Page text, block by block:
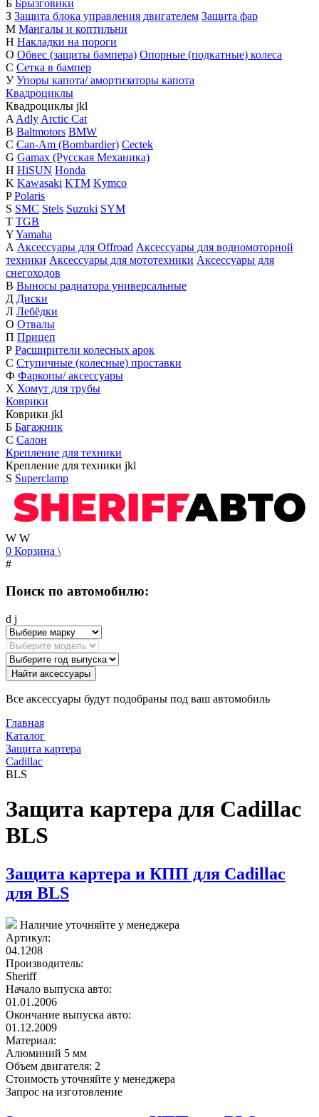
Б Брызговики
З Защита блока управления двигателем Защита фар
М Мангалы и коптильни
Н Накладки на пороги
О Обвес (защиты бампера) Опорные (подкатные) колеса
С Сетка в бампер
У Упоры капота/ амортизаторы капота
Квадроциклы
Квадроциклы jkl
A Adly Arctic Cat
B Baltmotors BMW
C Can-Am (Bombardier) Cectek
G Gamax (Русская Механика)
H HiSUN Honda
K Kawasaki KTM Kymco
P Polaris
S SMC Stels Suzuki SYM
T TGB
YYamaha
А Аксессуары для Offroad Аксессуары для водномоторной
техники Аксессуары для мототехники Аксессуары для
снегоходов
В Выносы радиатора универсальные
Д Диски
Л Лебёдки
О Отвалы
П Прицеп
Р Расширители колесных арок
С Ступичные (колесные) проставки
Ф Фаркопы/ аксессуары
Х Хомут для трубы
Коврики
Коврики jkl
Б Багажник
С Салон
Крепление для техники
Крепление для техники jkl
S Superclamp
W W
0 Корзина \
#
Поиск по автомобилю:
d j
Найти аксессуары
Все аксессуары будут подобраны под ваш автомобиль
Главная
Каталог
Защита картера
Cadillac
BLS
Защита картера для Cadillac
BLS
Защита картера и КПП для Cadillac
для BLS
Наличие уточняйте у менеджера
Артикул:
04.1208
Производитель:
Sheriff
Начало выпуска авто:
01.01.2006
Окончание выпуска авто:
01.12.2009
Материал:
Алюминий 5 мм
Объем двигателя: 2
Стоимость уточняйте у менеджера
Запрос на изготовление